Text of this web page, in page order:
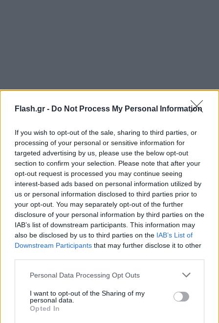
Flash.gr - Do Not Process My Personal Information
If you wish to opt-out of the sale, sharing to third parties, or
processing of your personal or sensitive information for
targeted advertising by us, please use the below opt-out
section to confirm your selection. Please note that after your
opt-out request is processed you may continue seeing
interest-based ads based on personal information utilized by
us or personal information disclosed to third parties prior to
your opt-out. You may separately opt-out of the further
disclosure of your personal information by third parties on the
IAB’s list of downstream participants. This information may
also be disclosed by us to third parties on the IAB’s List of
Downstream Participants that may further disclose it to other
Please note that this website/app uses one or more Google
not limited to your visit or usage behaviour. You may click to
grant or deny consent to Google and its third-party tags to
use your data for below specified purposes in below Google
Personal Data Processing Opt Outs
I want to opt-out of the Sharing of my
personal data.
Opted In
Η γυναίκα, που σύμφωνα με το GRTimes φέρεται
να ομολόγησε την πράξη της κατά τη σύλληψη της,
αναμένεται να οδηγηθεί σε λίγη ώρα στον
εισαγγελέα ο όποιος θα της ασκήσει ποινική δίωξη
για την πράξη της.
Δείτε το βίντεο:
Η δράστιδα φέρεται να περίμενε την 27χρονη την
καταφέρνοντας να τη χτυπήσει με το μαχαίρι στην
κοιλιά και στον ώμο.